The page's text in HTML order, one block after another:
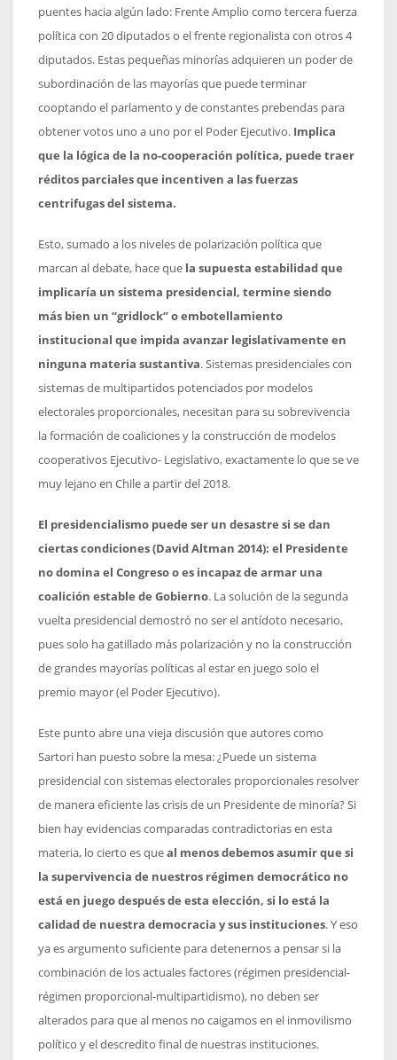
puentes hacia algún lado: Frente Amplio como tercera fuerza
política con 20 diputados o el frente regionalista con otros 4
diputados. Estas pequeñas minorías adquieren un poder de
subordinación de las mayorías que puede terminar
cooptando el parlamento y de constantes prebendas para
obtener votos uno a uno por el Poder Ejecutivo. Implica
que la lógica de la no-cooperación política, puede traer
réditos parciales que incentiven a las fuerzas
centrifugas del sistema.
Esto, sumado a los niveles de polarización política que
marcan al debate, hace que la supuesta estabilidad que
implicaría un sistema presidencial, termine siendo
más bien un “gridlock” o embotellamiento
institucional que impida avanzar legislativamente en
ninguna materia sustantiva. Sistemas presidenciales con
sistemas de multipartidos potenciados por modelos
electorales proporcionales, necesitan para su sobrevivencia
la formación de coaliciones y la construcción de modelos
cooperativos Ejecutivo- Legislativo, exactamente lo que se ve
muy lejano en Chile a partir del 2018.
El presidencialismo puede ser un desastre si se dan
ciertas condiciones (David Altman 2014): el Presidente
no domina el Congreso o es incapaz de armar una
coalición estable de Gobierno. La solución de la segunda
vuelta presidencial demostró no ser el antídoto necesario,
pues solo ha gatillado más polarización y no la construcción
de grandes mayorías políticas al estar en juego solo el
premio mayor (el Poder Ejecutivo).
Este punto abre una vieja discusión que autores como
Sartori han puesto sobre la mesa: ¿Puede un sistema
presidencial con sistemas electorales proporcionales resolver
de manera eficiente las crisis de un Presidente de minoría? Si
bien hay evidencias comparadas contradictorias en esta
materia, lo cierto es queal menos debemos asumir que si
la supervivencia de nuestros régimen democrático no
está en juego después de esta elección, si lo está la
calidad de nuestra democracia y sus instituciones. Y eso
ya es argumento suficiente para detenernos a pensar si la
combinación de los actuales factores (régimen presidencial-
régimen proporcional-multipartidismo), no deben ser
alterados para que al menos no caigamos en el inmovilismo
político y el descredito final de nuestras instituciones.